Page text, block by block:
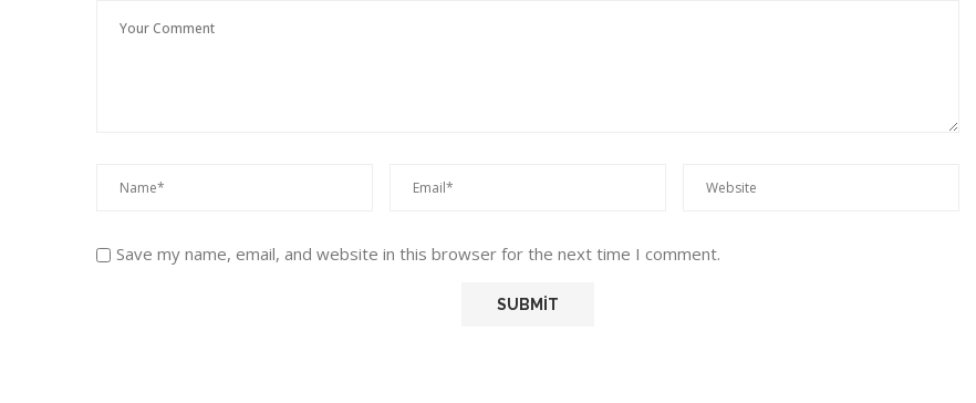
Save my name, email, and website in this browser for the next time I comment.